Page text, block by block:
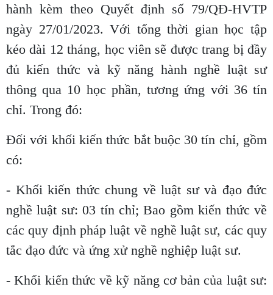
hành kèm theo Quyết định số 79/QĐ-HVTP
ngày 27/01/2023. Với tổng thời gian học tập
kéo dài 12 tháng, học viên sẽ được trang bị đầy
đủ kiến thức và kỹ năng hành nghề luật sư
thông qua 10 học phần, tương ứng với 36 tín
chỉ. Trong đó:
Đối với khối kiến thức bắt buộc 30 tín chỉ, gồm
có:
- Khối kiến thức chung về luật sư và đạo đức
nghề luật sư: 03 tín chỉ; Bao gồm kiến thức về
các quy định pháp luật về nghề luật sư, các quy
tắc đạo đức và ứng xử nghề nghiệp luật sư.
- Khối kiến thức về kỹ năng cơ bản của luật sư: